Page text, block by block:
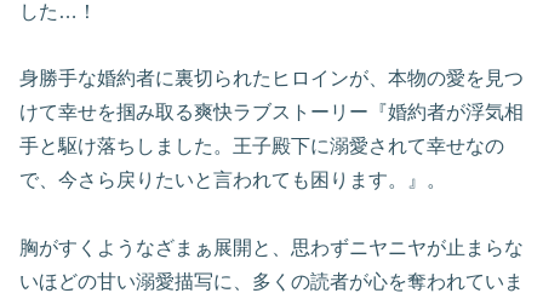
した…！
身勝手な婚約者に裏切られたヒロインが、本物の愛を見つ
けて幸せを掴み取る爽快ラブストーリー『婚約者が浮気相
手と駆け落ちしました。王子殿下に溺愛されて幸せなの
で、今さら戻りたいと言われても困ります。』。
胸がすくようなざまぁ展開と、思わずニヤニヤが止まらな
いほどの甘い溺愛描写に、多くの読者が心を奪われていま